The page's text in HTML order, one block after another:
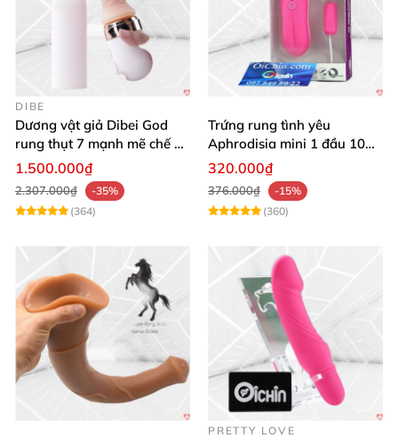
DIBE
Dương vật giả Dibei God
rung thụt 7 mạnh mẽ chế độ
tỏa nhiệt
1.500.000₫
2.307.000₫
-35%
(364)
Trứng rung tình yêu
Aphrodisia mini 1 đầu 10
chế độ rung đa năng
320.000₫
376.000₫
-15%
(360)
PRETTY LOVE